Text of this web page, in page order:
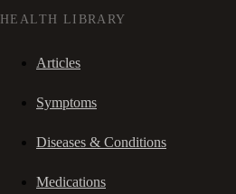
HEALTH LIBRARY
Articles
Symptoms
Diseases & Conditions
Medications